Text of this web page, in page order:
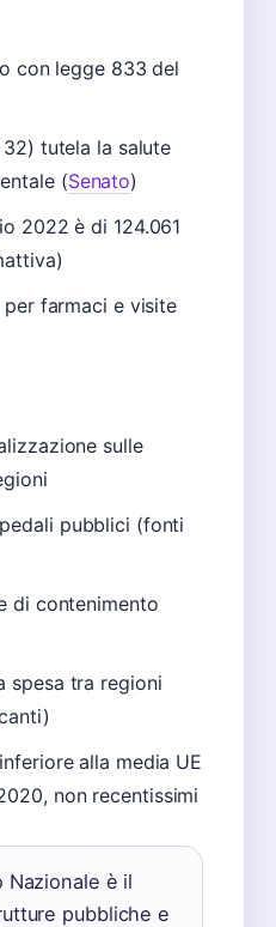
con legge 833 del
tutela la salute
(Senato)
2022 è di 124.061
farmaci e visite
sulle
pubblici (fonti
di contenimento
spesa tra regioni
alla media UE
non recentissimi
Nazionale è il
pubbliche e